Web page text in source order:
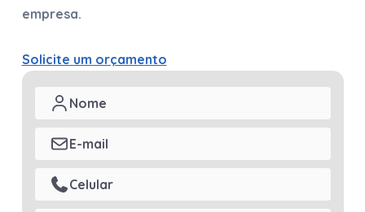
empresa.
Solicite um orçamento